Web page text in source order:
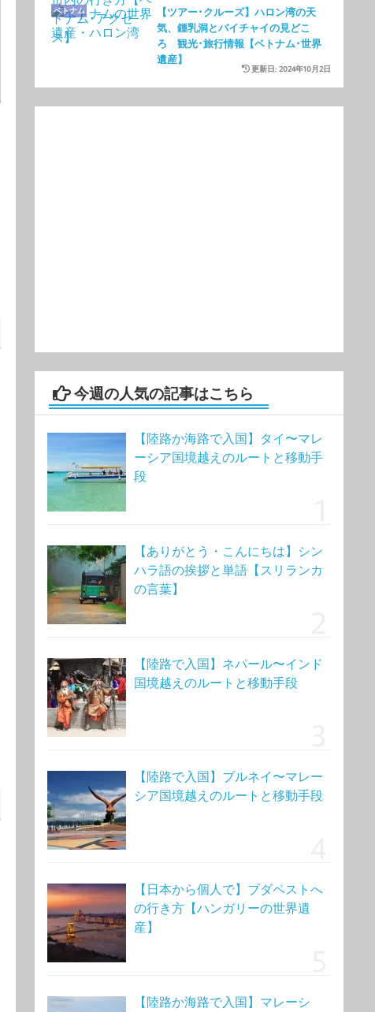
【ツアー･クルーズ】ハロン湾の天
気、鍾乳洞とバイチャイの見どこ
ろ 観光･旅行情報【ベトナム･世界
遺産】
ベトナム
更新日: 2024年10月2日
今週の人気の記事はこちら
【陸路か海路で入国】タイ〜マレ
ーシア国境越えのルートと移動手
段
【ありがとう・こんにちは】シン
ハラ語の挨拶と単語【スリランカ
の言葉】
【陸路で入国】ネパール〜インド
国境越えのルートと移動手段
【陸路で入国】ブルネイ〜マレー
シア国境越えのルートと移動手段
【日本から個人で】ブダペストへ
の行き方【ハンガリーの世界遺
産】
【陸路か海路で入国】マレーシ